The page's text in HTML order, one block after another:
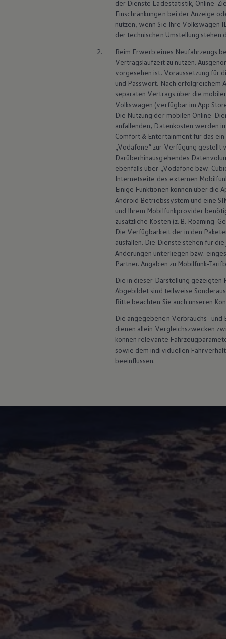
ID. Software Versionen und Updates
Schnittstellen zu Ihrem ID.
Volkswagen R und R Experience
Volkswagen entdecken
Werkbesichtigung
T-Roc Kollektion
Volkswagen Kollektion
Service und Ersatzteile
Inspektion und HU/AU
Reparaturen und Checks
Motorenöl und Flüssigkeiten
Räder und Reifen
Pannen- und Unfallhilfe
Economy Service
Volkswagen Teile
Modellspezifisches Zubehör
Schutz und Pflege
Entertainment und Elektronik
Individualisieren
Wallbox und Ladekabel
Updates für Software, Karten und Radio
Volkswagen Kundenbetreuung
Warn- und Kontrollleuchten
Assistenzsysteme
Digitale Betriebsanleitung
Live Beratung
Magazin
Transport
Familie
Elektromobilität
Volkswagen R
Pannen- und Unfallhilfe
Volkswagen Kundenbetreuung
der Dienste Ladestatistik, Online-
Einschränkungen bei der Anzeige
nutzen, wenn Sie Ihre Volkswagen
der technischen Umstellung
2.
Beim Erwerb eines Neufahrzeugs
Vertragslaufzeit zu nutzen.
vorgesehen ist. Voraussetzung für
und Passwort. Nach erfolgreichem
separaten Vertrags über die
Volkswagen (verfügbar im App
Die Nutzung der mobilen Online-
anfallenden, Datenkosten werden
Comfort & Entertainment für das
„Vodafone“ zur Verfügung gestellt
Darüberhinausgehendes
ebenfalls über „Vodafone bzw.
Internetseite des externen
Einige Funktionen können über die
Android Betriebssystem und eine
und Ihrem Mobilfunkprovider
zusätzliche Kosten (z. B. Roaming-
Die Verfügbarkeit der in den
ausfallen. Die Dienste stehen für
Änderungen unterliegen bzw.
Partner. Angaben zu Mobilfunk-
Die in dieser Darstellung gezeigten
Abgebildet sind teilweise
Bitte beachten Sie auch unseren
Die angegebenen Verbrauchs- und
dienen allein Vergleichszwecken
können relevante
sowie dem individuellen
beeinflussen.